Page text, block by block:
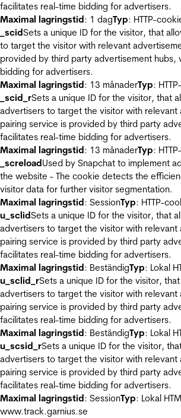
facilitates real-time bidding for advertisers.
Maximal lagringstid: 1 dagTyp: HTTP-
_scidSets a unique ID for the visitor, that
to target the visitor with relevant
provided by third party advertisement hubs,
bidding for advertisers.
Maximal lagringstid: 13 månaderTyp:
_scid_rSets a unique ID for the visitor, that
advertisers to target the visitor with relevant
pairing service is provided by third party
facilitates real-time bidding for advertisers.
Maximal lagringstid: 13 månaderTyp:
_screloadUsed by Snapchat to implement
the website - The cookie detects the
visitor data for further visitor segmentation.
Maximal lagringstid: SessionTyp: HTTP-
u_sclidSets a unique ID for the visitor, that
advertisers to target the visitor with relevant
pairing service is provided by third party
facilitates real-time bidding for advertisers.
Maximal lagringstid: BeständigTyp: Lokal
u_sclid_rSets a unique ID for the visitor,
advertisers to target the visitor with relevant
pairing service is provided by third party
facilitates real-time bidding for advertisers.
Maximal lagringstid: BeständigTyp: Lokal
u_scsid_rSets a unique ID for the visitor,
advertisers to target the visitor with relevant
pairing service is provided by third party
facilitates real-time bidding for advertisers.
Maximal lagringstid: SessionTyp: Lokal
www.track.garnius.se